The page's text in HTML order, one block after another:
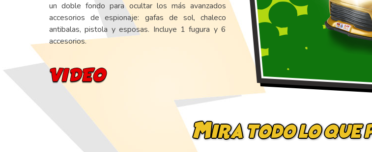
un doble fondo para ocultar los más avanzados
accesorios de espionaje: gafas de sol, chaleco
antibalas, pistola y esposas. Incluye 1 fugura y 6
accesorios.
Mira todo lo que